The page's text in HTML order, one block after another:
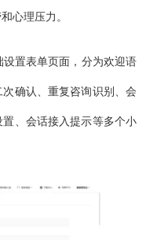
心理压力。
置表单页面，分为欢迎语
确认、重复咨询识别、会
、会话接入提示等多个小